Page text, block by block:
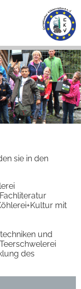
sie in den
mit
und
des